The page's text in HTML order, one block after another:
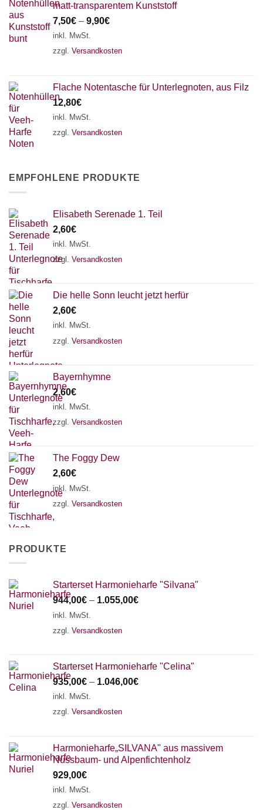
matt-transparentem Kunststoff
7,50€ – 9,90€
inkl. MwSt.
zzgl. Versandkosten
Flache Notentasche für Unterlegnoten, aus Filz
12,80€
inkl. MwSt.
zzgl. Versandkosten
EMPFOHLENE PRODUKTE
Elisabeth Serenade 1. Teil
2,60€
inkl. MwSt.
zzgl. Versandkosten
Die helle Sonn leucht jetzt herfür
2,60€
inkl. MwSt.
zzgl. Versandkosten
Bayernhymne
2,60€
inkl. MwSt.
zzgl. Versandkosten
The Foggy Dew
2,60€
inkl. MwSt.
zzgl. Versandkosten
PRODUKTE
Starterset Harmonieharfe "Silvana"
944,00€ – 1.055,00€
inkl. MwSt.
zzgl. Versandkosten
Starterset Harmonieharfe "Celina"
935,00€ – 1.046,00€
inkl. MwSt.
zzgl. Versandkosten
Harmonieharfe„SILVANA" aus massivem
Nussbaum- und Alpenfichtenholz
929,00€
inkl. MwSt.
zzgl. Versandkosten